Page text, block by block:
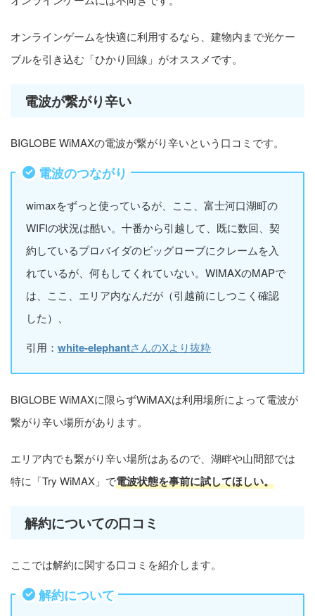
オンラインゲームを快適に利用するなら、建物内まで光ケー
ブルを引き込む「ひかり回線」がオススメです。
電波が繋がり辛い
BIGLOBE WiMAXの電波が繋がり辛いという口コミです。
電波のつながり
wimaxをずっと使っているが、ここ、富士河口湖町の
WIFIの状況は酷い。十番から引越して、既に数回、契
約しているプロバイダのビッグローブにクレームを入
れているが、何もしてくれていない。WIMAXのMAPで
は、ここ、エリア内なんだが（引越前にしつこく確認
した）、
引用： white-elephantさんのXより抜粋
BIGLOBE WiMAXに限らずWiMAXは利用場所によって電波が
繋がり辛い場所があります。
エリア内でも繋がり辛い場所はあるので、湖畔や山間部では
特に「Try WiMAX」で電波状態を事前に試してほしい。
解約についての口コミ
ここでは解約に関する口コミを紹介します。
解約について